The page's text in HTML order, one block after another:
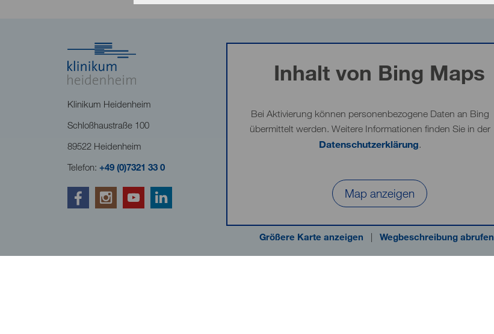
Klinikum Heidenheim
Schloßhaustraße 100
89522 Heidenheim
Telefon: +49 (0)7321 33 0
Inhalt von Bing Maps
Bei Aktivierung können personenbezogene Daten an Bing
übermittelt werden. Weitere Informationen finden Sie in der
Datenschutzerklärung.
Map anzeigen
Größere Karte anzeigen | Wegbeschreibung abrufen